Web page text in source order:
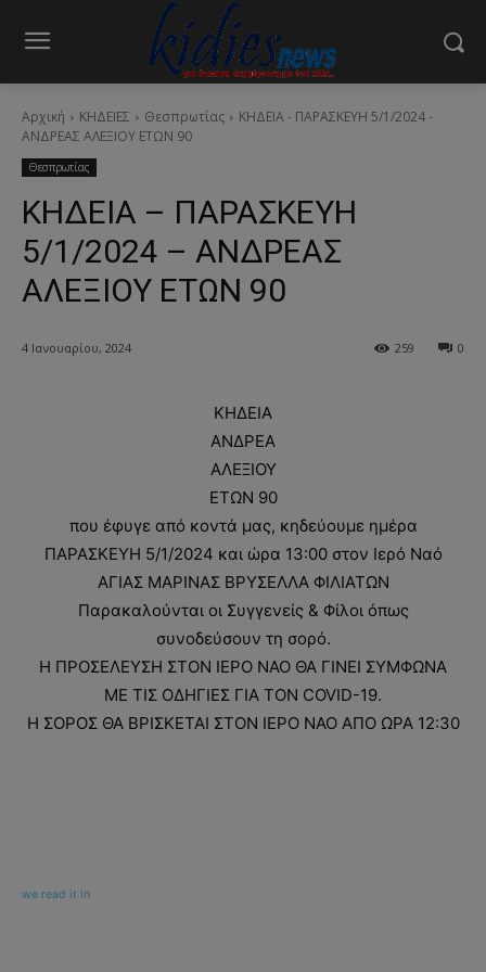
Αρχική ΚΗΔΕΙΕΣ Θεσπρωτίας
ΚΗΔΕΙΑ - ΠΑΡΑΣΚΕΥΗ 5/1/2024 -
ΑΝΔΡΕΑΣ ΑΛΕΞΙΟΥ ΕΤΩΝ 90
Θεσπρωτίας
ΚΗΔΕΙΑ – ΠΑΡΑΣΚΕΥΗ
5/1/2024 – ΑΝΔΡΕΑΣ
ΑΛΕΞΙΟΥ ΕΤΩΝ 90
4 Ιανουαρίου, 2024 0
259
ΚΗΔΕΙΑ
ΑΝΔΡΕΑ
ΑΛΕΞΙΟΥ
ΕΤΩΝ 90
που έφυγε από κοντά μας, κηδεύουμε ημέρα
ΠΑΡΑΣΚΕΥΗ 5/1/2024 και ώρα 13:00 στον Ιερό Ναό
ΑΓΙΑΣ ΜΑΡΙΝΑΣ ΒΡΥΣΕΛΛΑ ΦΙΛΙΑΤΩΝ
Παρακαλούνται οι Συγγενείς & Φίλοι όπως
συνοδεύσουν τη σορό.
Η ΠΡΟΣΕΛΕΥΣΗ ΣΤΟΝ ΙΕΡΟ ΝΑΟ ΘΑ ΓΙΝΕΙ ΣΥΜΦΩΝΑ
ΜΕ ΤΙΣ ΟΔΗΓΙΕΣ ΓΙΑ ΤΟΝ COVID-19.
Η ΣΟΡΟΣ ΘΑ ΒΡΙΣΚΕΤΑΙ ΣΤΟΝ ΙΕΡΟ ΝΑΟ ΑΠΟ ΩΡΑ 12:30
we read it in